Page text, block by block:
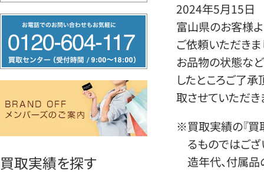
リ
ー
ヤ
買取実績を探す
2024年5月15日
富山県のお客様よ
ご依頼いただきま
お品物の状態など
したところご了
取させていただき
※買取実績の『買
るものではござ
造年代、付属品